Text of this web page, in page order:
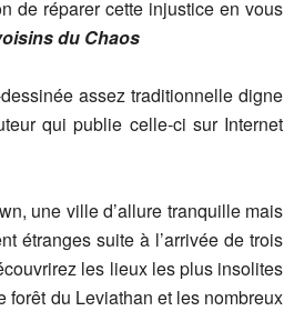
de réparer cette injustice en vous
du Chaos
assez traditionnelle digne
qui publie celle-ci sur Internet
une ville d’allure tranquille mais
étranges suite à l’arrivée de trois
les lieux les plus insolites
forêt du Leviathan et les nombreux